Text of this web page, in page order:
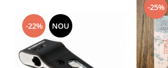
-22% NOU
-25%